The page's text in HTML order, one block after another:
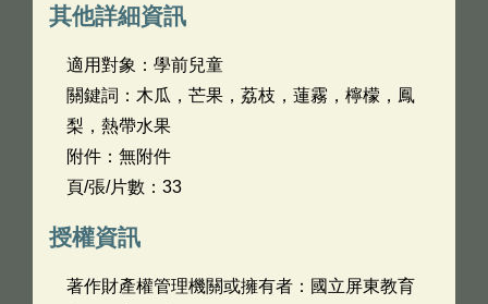
其他詳細資訊
適用對象：學前兒童
關鍵詞：木瓜，芒果，荔枝，蓮霧，檸檬，鳳
梨，熱帶水果
附件：無附件
頁/張/片數：33
授權資訊
著作財產權管理機關或擁有者：國立屏東教育